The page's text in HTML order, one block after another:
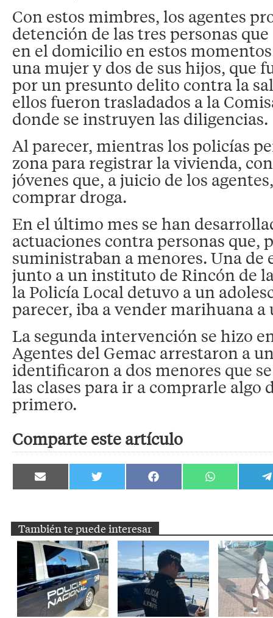
Con estos mimbres, los agentes
detención de las tres personas
en el domicilio en estos
una mujer y dos de sus hijos, que
por un presunto delito contra la
ellos fueron trasladados a la
donde se instruyen las diligencias.
Al parecer, mientras los policías
zona para registrar la vivienda,
jóvenes que, a juicio de los
comprar droga.
En el último mes se han
actuaciones contra personas que,
suministraban a menores. Una de
junto a un instituto de Rincón de
la Policía Local detuvo a un
parecer, iba a vender marihuana a
La segunda intervención se hizo
Agentes del Gemac arrestaron a
identificaron a dos menores que
las clases para ir a comprarle algo
primero.
Comparte este artículo
Compartir
en
Compartir
en
Compartir
en
Compartir
en
También te puede interesar